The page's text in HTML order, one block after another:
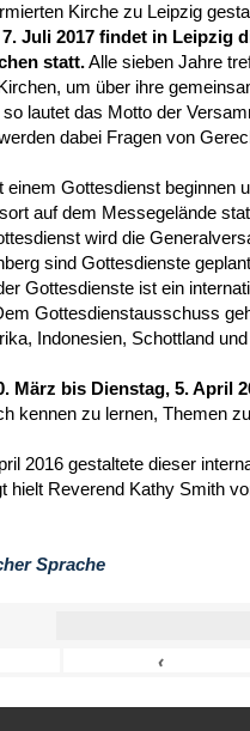
Kirche zu Leipzig
Juli 2017 findet in Leipzig
statt.Alle sieben Jahre
um über ihre
so lautet das Motto der
dabei Fragen von
einem Gottesdienst beginnen
auf dem Messegelände
wird die
sind Gottesdienste
Gottesdienste ist ein
Gottesdienstausschuss
Indonesien, Schottland
März bis Dienstag, 5. April
kennen zu lernen, Themen
2016 gestaltete dieser
hielt Reverend Kathy Smith
Sprache
‹